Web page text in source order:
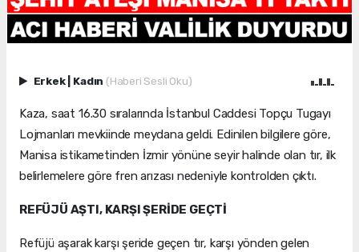
Erkek Kadın (Haberi Sesli Oku)
Kaza, saat 16.30 sıralarında İstanbul Caddesi Topçu Tugayı
Lojmanları mevkiinde meydana geldi. Edinilen bilgilere göre,
Manisa istikametinden İzmir yönüne seyir halinde olan tır, ilk
belirlemelere göre fren arızası nedeniyle kontrolden çıktı.
REFÜJÜ AŞTI, KARŞI ŞERİDE GEÇTİ
Refüjü aşarak karşı şeride geçen tır, karşı yönden gelen